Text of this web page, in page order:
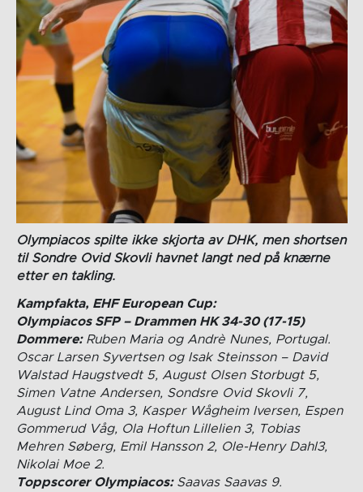
Olympiacos spilte ikke skjorta av DHK, men shortsen
til Sondre Ovid Skovli havnet langt ned på knærne
etter en takling.
Kampfakta, EHF European Cup:
Olympiacos SFP – Drammen HK 34-30 (17-15)
Dommere: Ruben Maria og Andrè Nunes, Portugal.
Oscar Larsen Syvertsen og Isak Steinsson – David
Walstad Haugstvedt 5, August Olsen Storbugt 5,
Simen Vatne Andersen, Sondsre Ovid Skovli 7,
August Lind Oma 3, Kasper Wågheim Iversen, Espen
Gommerud Våg, Ola Hoftun Lillelien 3, Tobias
Mehren Søberg, Emil Hansson 2, Ole-Henry Dahl3,
Nikolai Moe 2.
Toppscorer Olympiacos: Saavas Saavas 9.